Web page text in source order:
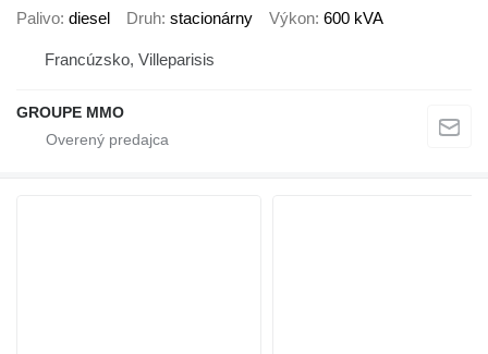
Palivo diesel Druh stacionárny Výkon 600 kVA
Francúzsko, Villeparisis
GROUPE MMO